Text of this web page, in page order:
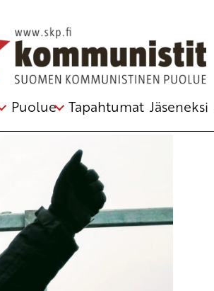
Puolue Tapahtumat Jäseneksi